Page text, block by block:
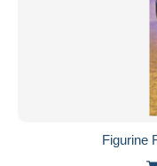
Figurine